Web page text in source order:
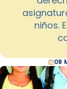
niños.
08